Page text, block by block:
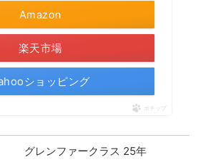
Amazon
楽天市場
ショッピング
ポチップ
グレンファークラス 25年